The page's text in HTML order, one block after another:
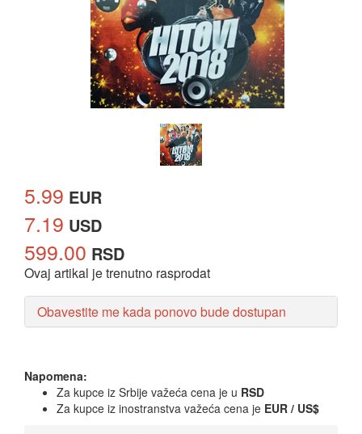
5.99 EUR
7.19 USD
599.00 RSD
Ovaj artikal je trenutno rasprodat
Obavestite me kada ponovo bude dostupan
Napomena:
Za kupce iz Srbije važeća cena je u RSD
Za kupce iz inostranstva važeća cena je EUR / US$